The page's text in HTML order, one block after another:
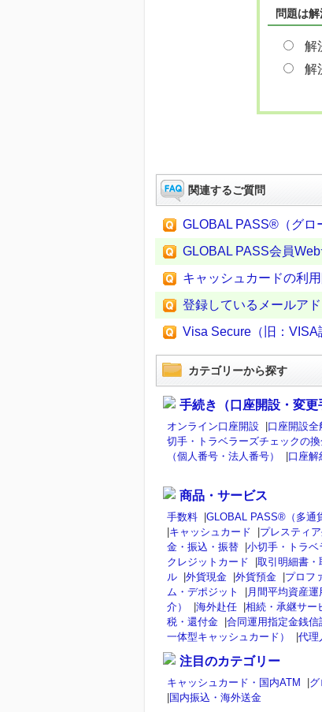
問題は
解
解
関連するご質問
GLOBAL PASS®（グロ
GLOBAL PASS会員
キャッシュカードの利
登録しているメールア
Visa Secure（旧：VISA
カテゴリーから探す
手続き（口座開設・変更
オンライン口座開設 |口座開設全
切手・トラベラーズチェックの
（個人番号・法人番号）
|口座解
商品・サービス
手数料 |GLOBAL PASS®（多通
|キャッシュカード |プレスティ
金・振込・振替 |小切手・トラベ
クレジットカード
|取引明細書・
ル |外貨現金 |外貨預金 |プロフ
ム・デポジット
| 月間平均資産運
介）
|海外赴任 |相続・承継サー
税・還付金 |合同運用指定金銭信
一体型キャッシュカード）
|代理
注目のカテゴリー
キャッシュカード・国内ATM |
|国内振込・海外送金